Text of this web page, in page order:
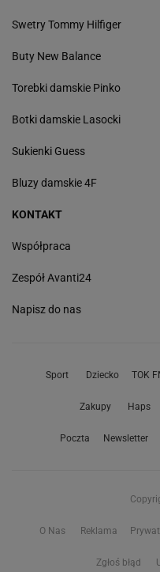
Swetry Tommy Hilfiger
Buty New Balance
Torebki damskie Pinko
Botki damskie Lasocki
Sukienki Guess
Bluzy damskie 4F
KONTAKT
Współpraca
Zespół Avanti24
Napisz do nas
Sport Dziecko TOK
Zakupy Haps
Poczta Newsletter
O Nas Reklama
Zgłoś błąd